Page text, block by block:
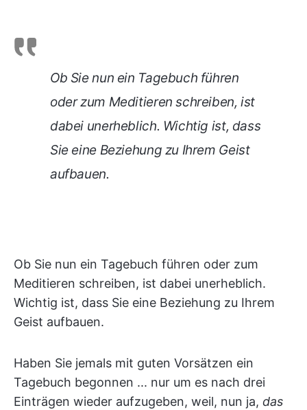
Ob Sie nun ein Tagebuch führen
oder zum Meditieren schreiben, ist
dabei unerheblich. Wichtig ist, dass
Sie eine Beziehung zu Ihrem Geist
aufbauen.
Ob Sie nun ein Tagebuch führen oder zum
Meditieren schreiben, ist dabei unerheblich.
Wichtig ist, dass Sie eine Beziehung zu Ihrem
Geist aufbauen.
Haben Sie jemals mit guten Vorsätzen ein
Tagebuch begonnen ... nur um es nach drei
Einträgen wieder aufzugeben, weil, nun ja, das